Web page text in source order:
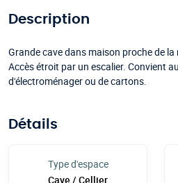
Description
Grande cave dans maison proche de
Accès étroit par un escalier. Convient
d'électroménager ou de cartons.
Détails
Type d'espace
Cave / Cellier